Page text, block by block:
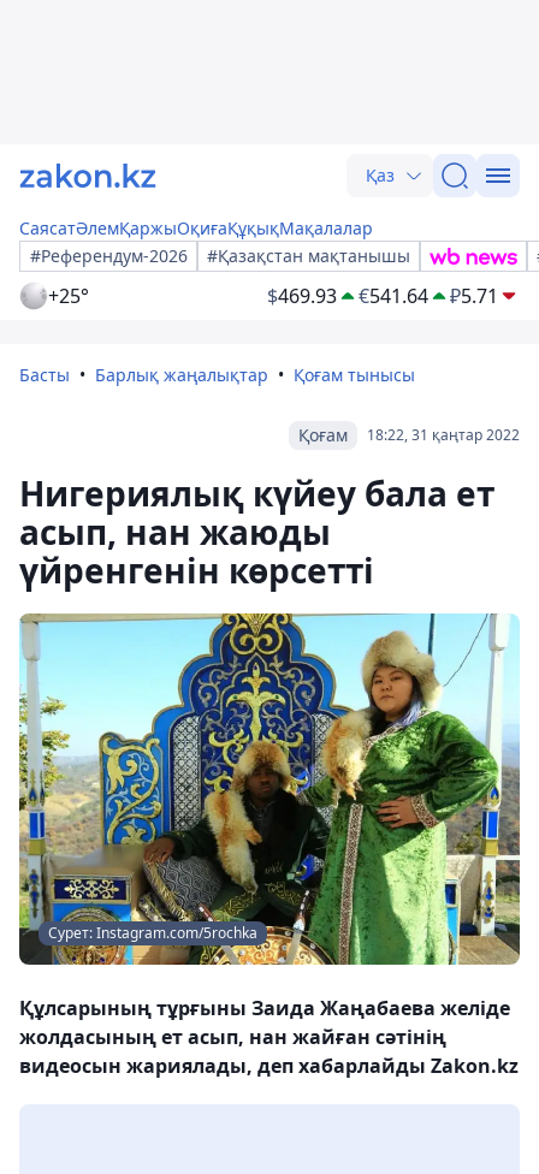
Қаз
СаясатӘлемҚаржыОқиғаҚұқықМақалалар
#Референдум-2026
#Қазақстан мақтанышы
+25° $469.93 €541.64 ₽5.71
Басты Барлық жаңалықтар Қоғам тынысы
18:22, 31 қаңтар 2022
Қоғам
Нигериялық күйеу бала ет
асып, нан жаюды
үйренгенін көрсетті
Сурет: Instagram.com/5rochka
Құлсарының тұрғыны Заида Жаңабаева желіде
жолдасының ет асып, нан жайған сәтінің
видеосын жариялады, деп хабарлайды Zakon.kz